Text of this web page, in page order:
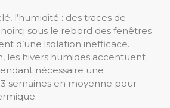
l’humidité : des traces de
sous le rebord des fenêtres
d’une isolation inefficace.
les hivers humides accentuent
nécessaire une
semaines en moyenne pour